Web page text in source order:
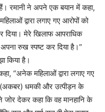
रमानी ने अपने एक बयान में कहा,
द्वारा लगाए गए आरोपों को
दिया। मेरे खिलाफ आपराधिक
रुख स्पष्ट कर दिया है।”
किया है।
“अनेक महिलाओं द्वारा लगाए गए
(अकबर) धमकी और उत्पीड़न के
जोर देकर कहा कि वह मानहानि के